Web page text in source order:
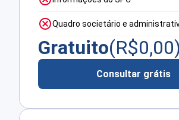
Quadro societário e
Gratuito(R$0,00)
Consultar grátis